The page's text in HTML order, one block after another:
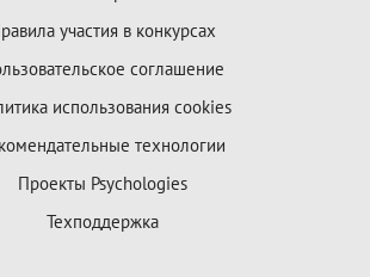
участия в конкурсах
соглашение
использования cookies
технологии
Проекты Psychologies
Техподдержка